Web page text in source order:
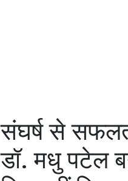
संघर्ष से
डॉ. मधु पटेल